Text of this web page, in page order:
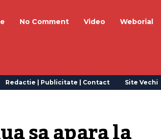
No Comment Video
Weborial
Redactie | Publicitate | Contact Site Vechi